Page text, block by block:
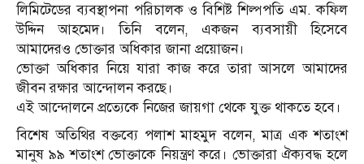
লিমিটেডের ব্যবস্থাপনা পরিচালক ও বিশিষ্ট শিল্পপতি এম. কফিল
উদ্দিন আহমেদ। তিনি বলেন, একজন ব্যবসায়ী হিসেবে
আমাদেরও ভোক্তার অধিকার জানা প্রয়োজন।
ভোক্তা অধিকার নিয়ে যারা কাজ করে তারা আসলে আমাদের
জীবন রক্ষার আন্দোলন করছে।
এই আন্দোলনে প্রত্যেকে নিজের জায়গা থেকে যুক্ত থাকতে হবে।
বিশেষ অতিথির বক্তব্যে পলাশ মাহমুদ বলেন, মাত্র এক শতাংশ
মানুষ ৯৯ শতাংশ ভোক্তাকে নিয়ন্ত্রণ করে। ভোক্তারা ঐক্যবদ্ধ হলে